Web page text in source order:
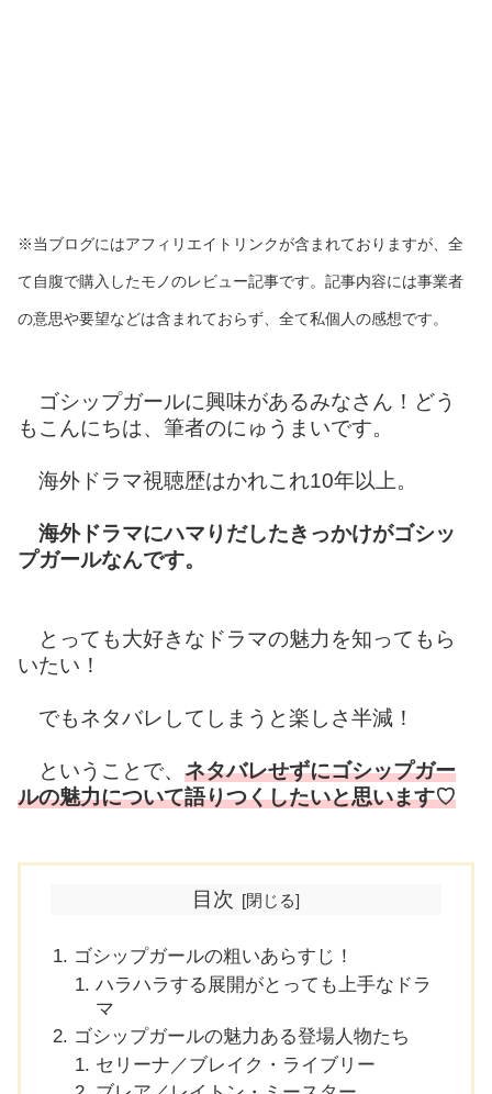
※当ブログにはアフィリエイトリンクが含まれておりますが、全
て自腹で購入したモノのレビュー記事です。記事内容には事業者
の意思や要望などは含まれておらず、全て私個人の感想です。
ゴシップガールに興味があるみなさん！どう
もこんにちは、筆者のにゅうまいです。
海外ドラマ視聴歴はかれこれ10年以上。
海外ドラマにハマりだしたきっかけがゴシッ
プガールなんです。
とっても大好きなドラマの魅力を知ってもら
いたい！
でもネタバレしてしまうと楽しさ半減！
ということで、 ネタバレせずにゴシップガー
ルの魅力について語りつくしたいと思います♡
目次
ゴシップガールの粗いあらすじ！
ハラハラする展開がとっても上手なドラ
マ
ゴシップガールの魅力ある登場人物たち
セリーナ／ブレイク・ライブリー